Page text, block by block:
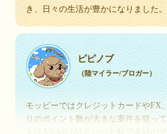
き、日々の生活が豊かになりました。
ピピノブ
（陸マイラー/ブロガー）
モッピーではクレジットカードやFX
りのポイント数が大きな案件を狙っ